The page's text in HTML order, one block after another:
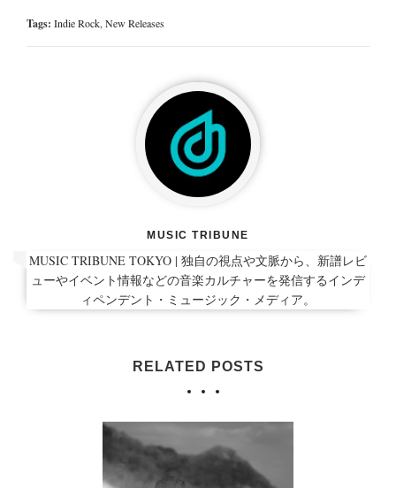
Tags: Indie Rock,New Releases
MUSIC TRIBUNE
MUSIC TRIBUNE TOKYO | 独自の視点や文脈から、新譜レビ
ューやイベント情報などの音楽カルチャーを発信するインデ
ィペンデント・ミュージック・メディア。
RELATED POSTS